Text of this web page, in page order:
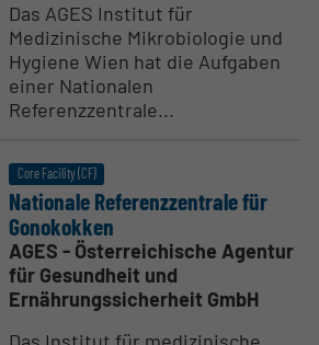
Das AGES Institut für
Medizinische Mikrobiologie und
Hygiene Wien hat die Aufgaben
einer Nationalen
Referenzzentrale...
Core Facility (CF)
Nationale Referenz­zen­trale für
Gonokokken
AGES - Österreichische Agentur
für Gesundheit und
Ernährungssicherheit GmbH